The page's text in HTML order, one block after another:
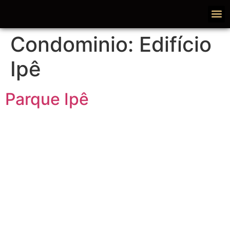
Condominio: Edifício
Ipê
Parque Ipê